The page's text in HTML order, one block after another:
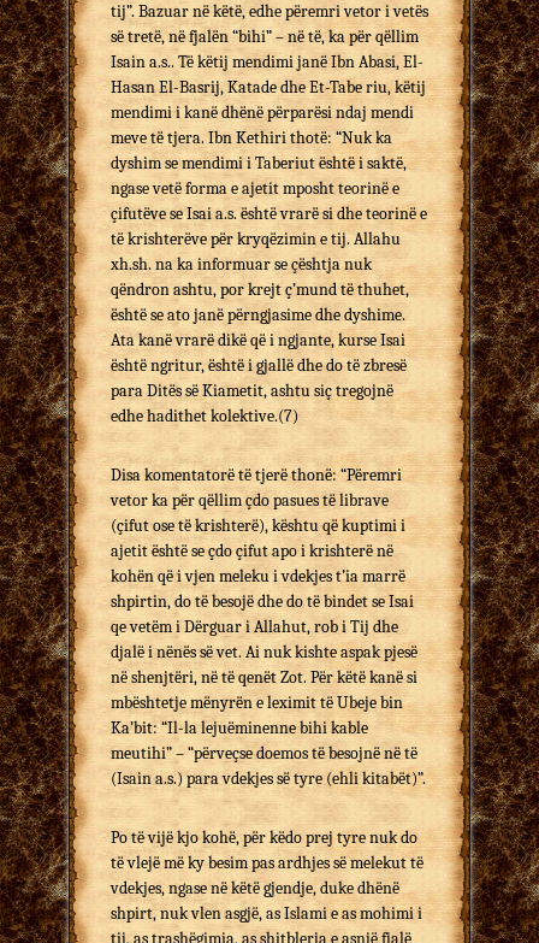
tij”. Bazuar në këtë, edhe përemri vetor i vetës
së tretë, në fjalën “bihi” – në të, ka për qëllim
Isain a.s.. Të këtij mendimi janë Ibn Abasi, El-
Hasan El-Basrij, Katade dhe Et-Tabe riu, këtij
mendimi i kanë dhënë përparësi ndaj mendi
meve të tjera. Ibn Kethiri thotë: “Nuk ka
dyshim se mendimi i Taberiut është i saktë,
ngase vetë forma e ajetit mposht teorinë e
çifutëve se Isai a.s. është vrarë si dhe teorinë e
të krishterëve për kryqëzimin e tij. Allahu
xh.sh. na ka informuar se çështja nuk
qëndron ashtu, por krejt ç’mund të thuhet,
është se ato janë përngjasime dhe dyshime.
Ata kanë vrarë dikë që i ngjante, kurse Isai
është ngritur, është i gjallë dhe do të zbresë
para Ditës së Kiametit, ashtu siç tregojnë
edhe hadithet kolektive.(7)
Disa komentatorë të tjerë thonë: “Përemri
vetor ka për qëllim çdo pasues të librave
(çifut ose të krishterë), kështu që kuptimi i
ajetit është se çdo çifut apo i krishterë në
kohën që i vjen meleku i vdekjes t’ia marrë
shpirtin, do të besojë dhe do të bindet se Isai
qe vetëm i Dërguar i Allahut, rob i Tij dhe
djalë i nënës së vet. Ai nuk kishte aspak pjesë
në shenjtëri, në të qenët Zot. Për këtë kanë si
mbështetje mënyrën e leximit të Ubeje bin
Ka’bit: “Il-la lejuëminenne bihi kable
meutihi” – “përveçse doemos të besojnë në të
(Isain a.s.) para vdekjes së tyre (ehli kitabët)”.
Po të vijë kjo kohë, për këdo prej tyre nuk do
të vlejë më ky besim pas ardhjes së melekut të
vdekjes, ngase në këtë gjendje, duke dhënë
shpirt, nuk vlen asgjë, as Islami e as mohimi i